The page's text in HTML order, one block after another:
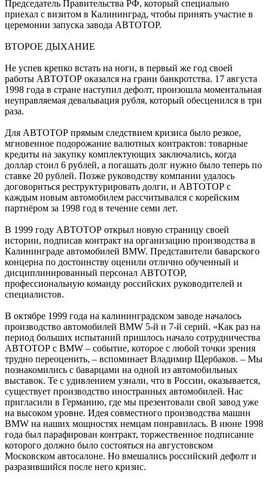
Председатель Правительства РФ, который специально
приехал с визитом в Калининград, чтобы принять участие в
церемонии запуска завода АВТОТОР.
ВТОРОЕ ДЫХАНИЕ
Не успев крепко встать на ноги, в первый же год своей
работы АВТОТОР оказался на грани банкротства. 17 августа
1998 года в стране наступил дефолт, произошла моментальная
неуправляемая девальвация рубля, который обесценился в три
раза.
Для АВТОТОР прямым следствием кризиса было резкое,
мгновенное подорожание валютных контрактов: товарные
кредиты на закупку комплектующих заключались, когда
доллар стоил 6 рублей, а погашать долг нужно было теперь по
ставке 20 рублей. Позже руководству компании удалось
договориться реструктурировать долги, и АВТОТОР с
каждым новым автомобилем рассчитывался с корейским
партнёром за 1998 год в течение семи лет.
В 1999 году АВТОТОР открыл новую страницу своей
истории, подписав контракт на организацию производства в
Калининграде автомобилей BMW. Представители баварского
концерна по достоинству оценили отлично обученный и
дисциплинированный персонал АВТОТОР,
профессиональную команду российских руководителей и
специалистов.
В октябре 1999 года на калининградском заводе началось
производство автомобилей BMW 5-й и 7-й серий. «Как раз на
период больших испытаний пришлось начало сотрудничества
АВТОТОР с BMW – событие, которое с любой точки зрения
трудно переоценить, – вспоминает Владимир Щербаков. – Мы
познакомились с баварцами на одной из автомобильных
выставок. Те с удивлением узнали, что в России, оказывается,
существует производство иностранных автомобилей. Нас
пригласили в Германию, где мы презентовали свой завод уже
на высоком уровне. Идея совместного производства машин
BMW на наших мощностях немцам понравилась. В июне 1998
года был парафирован контракт, торжественное подписание
которого должно было состояться на августовском
Московском автосалоне. Но вмешались российский дефолт и
разразившийся после него кризис.